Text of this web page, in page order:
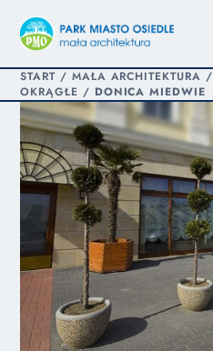
START/ MAŁA ARCHITEKTURA /
OKRĄGŁE / DONICA MIEDWIE